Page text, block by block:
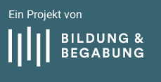
Ein Projekt von
Bildung und Begabung